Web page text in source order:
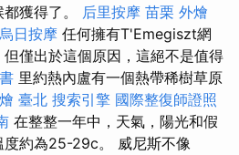
獲得了。 后里按摩 苗栗 外燴
烏日按摩 任何擁有T'Emegiszt網
僅出於這個原因，這絕不是值得
里約熱內盧有一個熱帶稀樹草原
臺北 搜索引擎 國際整復師證照
在整整一年中，天氣，陽光和假
度約為25-29c。 威尼斯不像